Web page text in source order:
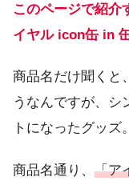
このページで紹介
イヤル icon缶 in
商品名だけ聞く
うなんですが、シ
トになったグッズ。
商品名通り、 「ア